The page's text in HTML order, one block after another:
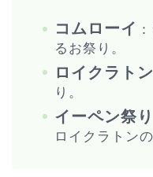
コムローイ
るお祭り。
ロイクラトン
り。
イーペン祭り
ロイクラトン